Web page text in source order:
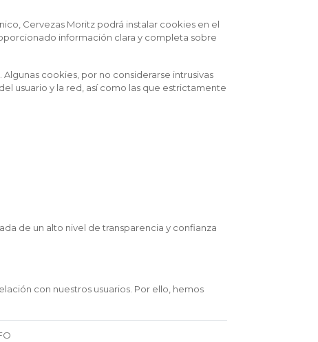
Cervezas Moritz podrá instalar cookies en el
información clara y completa sobre
cookies, por no considerarse intrusivas
usuario y la red, así como las que estrictamente
de un alto nivel de transparencia y confianza
con nuestros usuarios. Por ello, hemos